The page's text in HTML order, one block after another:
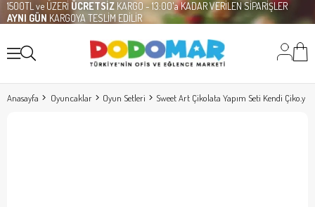
1500TL ve ÜZERİ ÜCRETSİZ KARGO - 13:00'a KADAR VERİLEN SİPARİŞLER
AYNI GÜN KARGOYA TESLİM EDİLİR
Anasayfa Oyuncaklar Oyun Setleri Sweet Art Çikolata Yapım Seti Kendi Çiko.y